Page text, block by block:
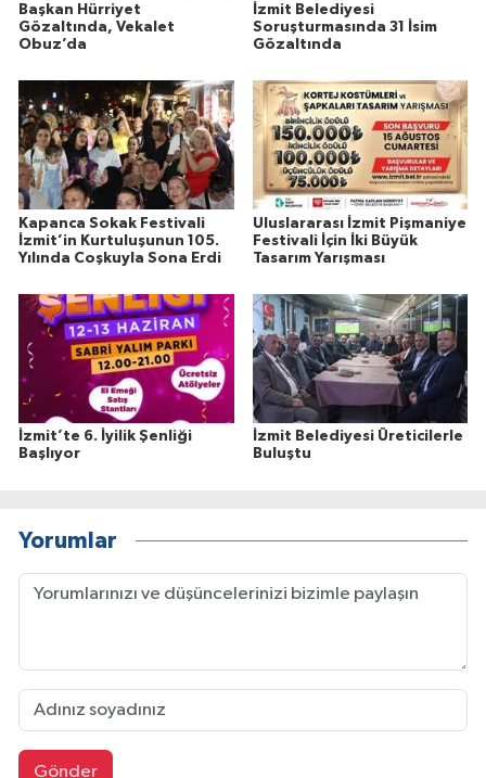
Başkan Hürriyet
Gözaltında, Vekalet
Obuz’da
İzmit Belediyesi
Soruşturmasında 31 İsim
Gözaltında
Kapanca Sokak Festivali
İzmit’in Kurtuluşunun 105.
Yılında Coşkuyla Sona Erdi
Uluslararası İzmit Pişmaniye
Festivali İçin İki Büyük
Tasarım Yarışması
İzmit’te 6. İyilik Şenliği
Başlıyor
İzmit Belediyesi Üreticilerle
Buluştu
Yorumlar
Gönder